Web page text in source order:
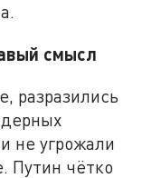
смысл
разразились
не угрожали
Путин чётко